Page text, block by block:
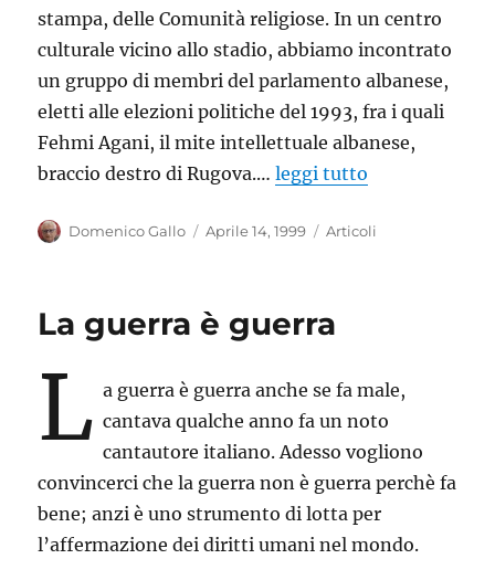
stampa, delle Comunità religiose. In un centro
culturale vicino allo stadio, abbiamo incontrato
un gruppo di membri del parlamento albanese,
eletti alle elezioni politiche del 1993, fra i quali
Fehmi Agani, il mite intellettuale albanese,
braccio destro di Rugova.…leggi tutto
Autore
Domenico Gallo
Pubblicato
Aprile 14, 1999 Categorie
Articoli
La guerra è guerra
L a guerra è guerra anche se fa male,
cantava qualche anno fa un noto
cantautore italiano. Adesso vogliono
convincerci che la guerra non è guerra perchè fa
bene; anzi è uno strumento di lotta per
l’affermazione dei diritti umani nel mondo.